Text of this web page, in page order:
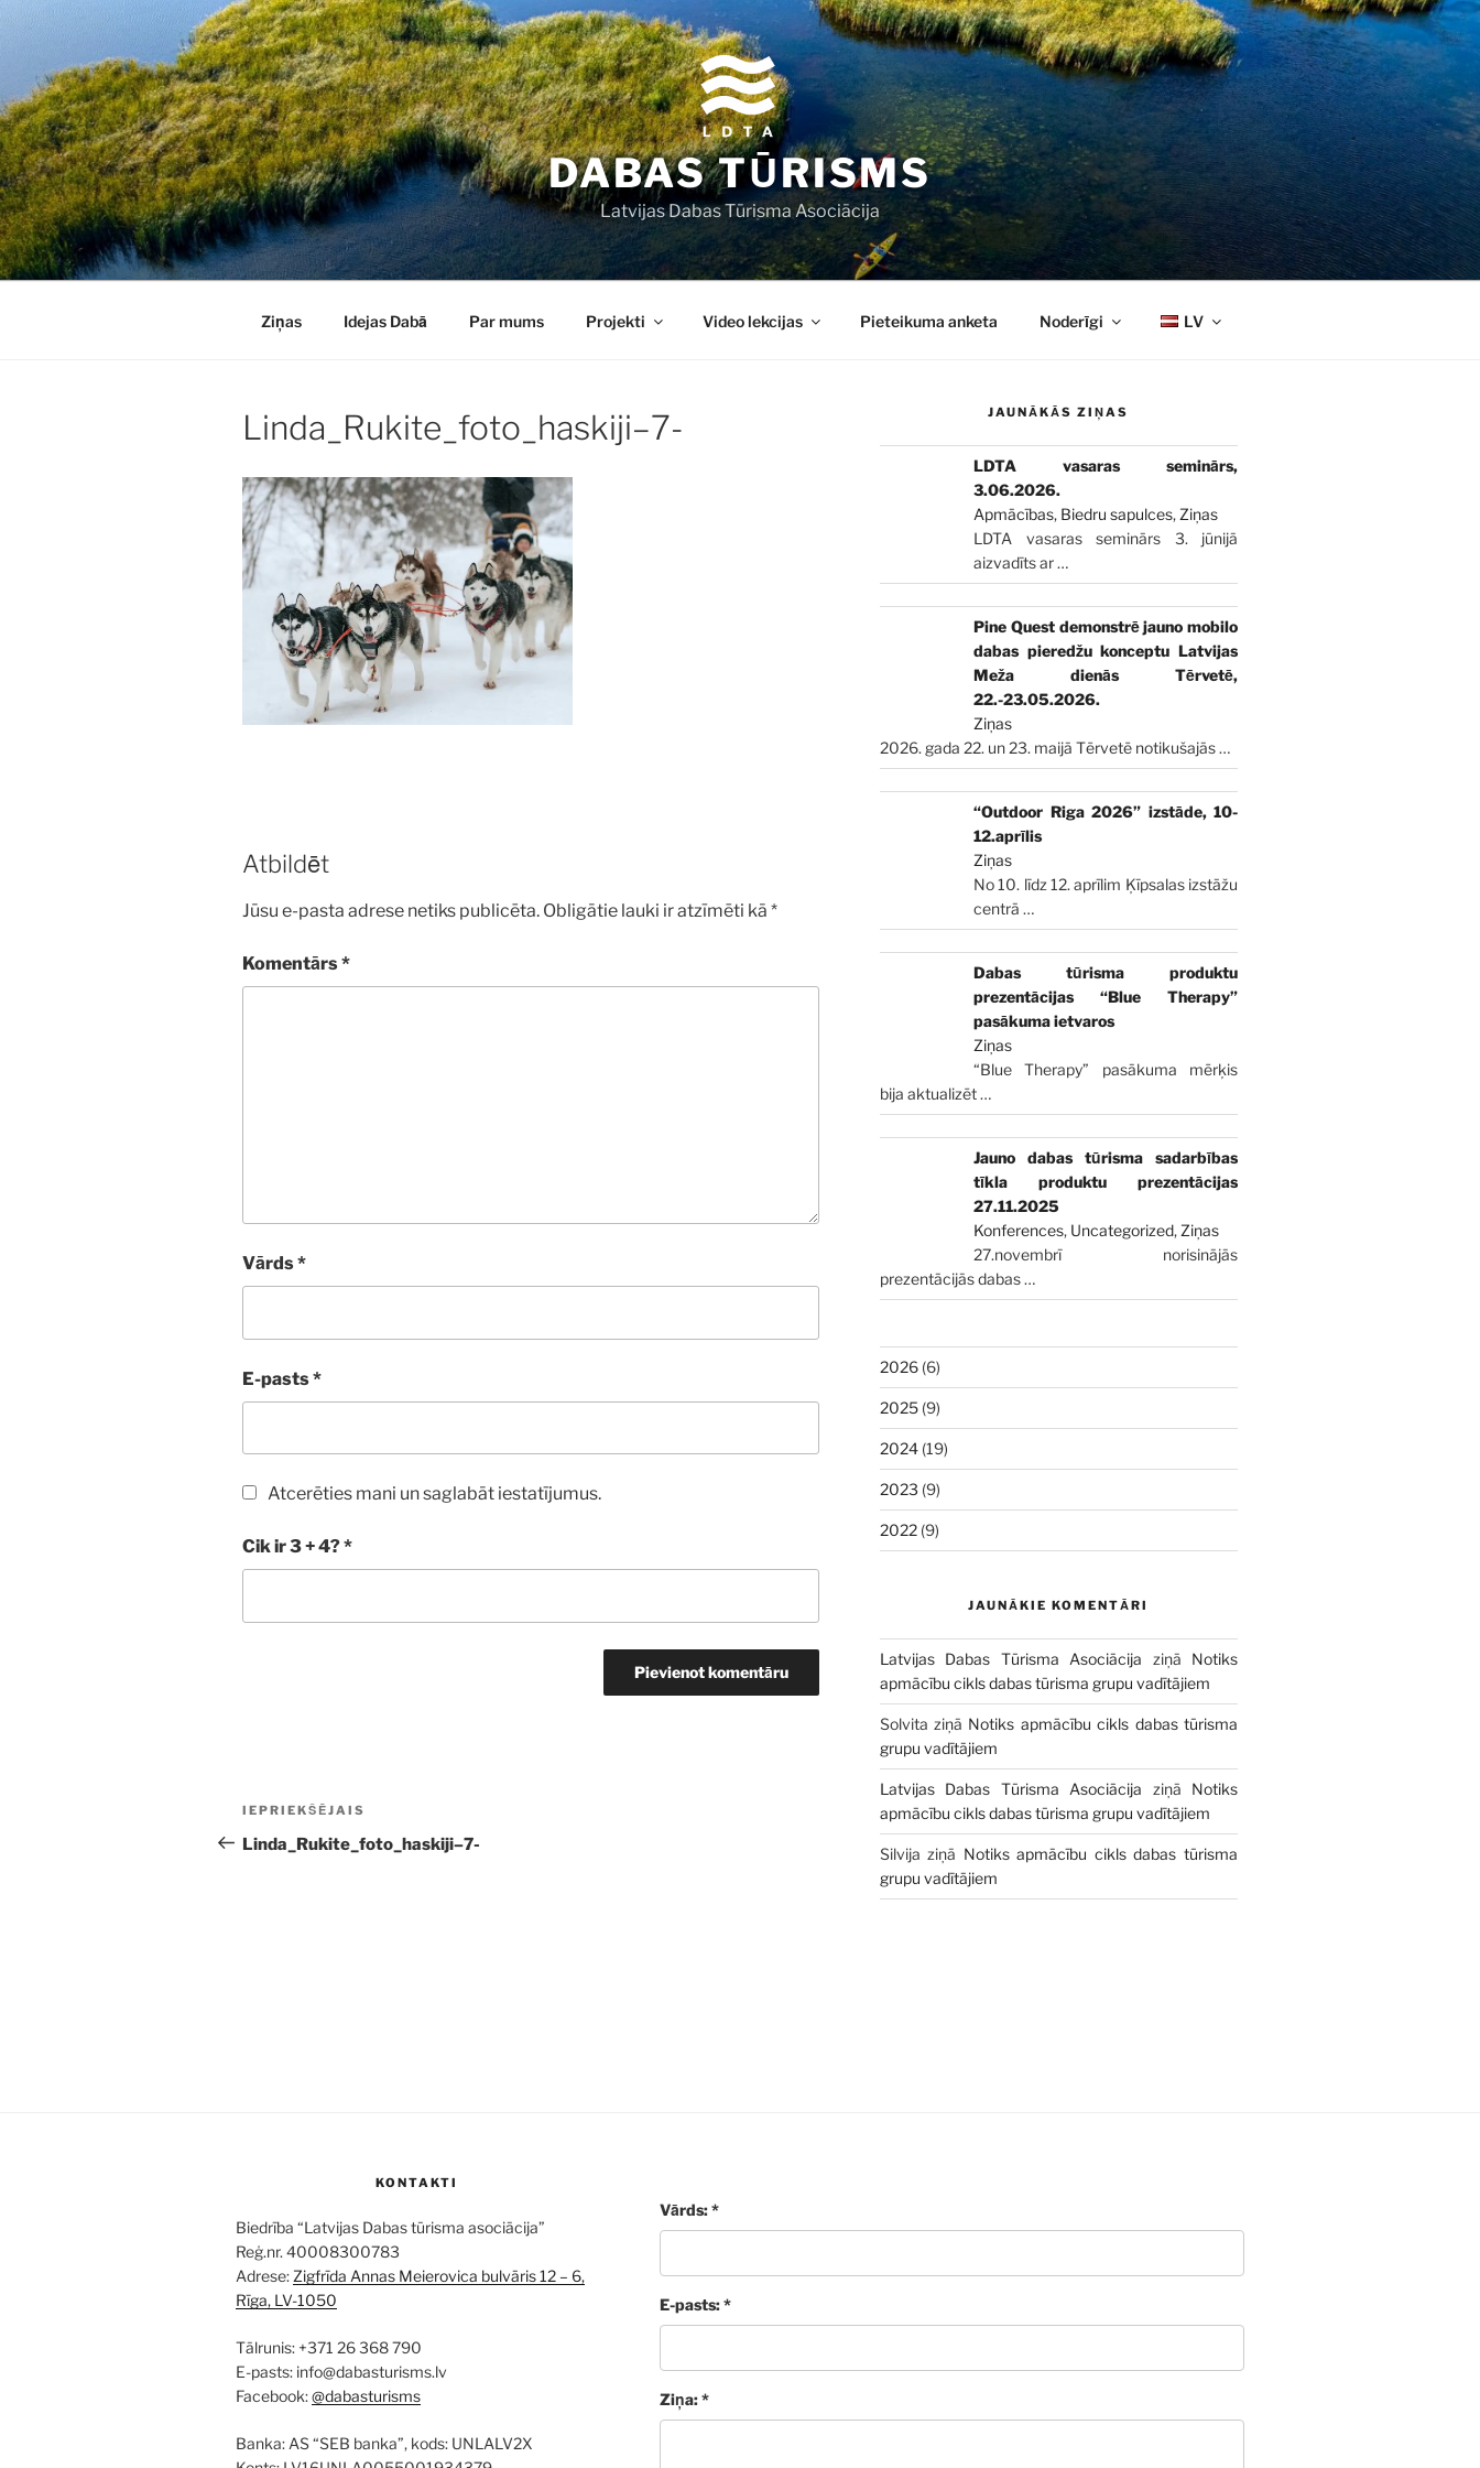
Doties
DABAS TŪRISMS
Latvijas Dabas Tūrisma Asociācija
Ziņas Idejas Dabā Par mums Projekti Video lekcijas Pieteikuma anketa Noderīgi LV
Linda_Rukite_foto_haskiji–7-
Atbildēt
Jūsu e-pasta adrese netiks publicēta. Obligātie lauki ir atzīmēti kā *
Komentārs*
Vārds*
E-pasts*
Atcerēties mani un saglabāt iestatījumus.
Cik ir 3 + 4?*
Ziņu
izvēlne
Iepriekšējā
ziņa:
IEPRIEKŠĒJAIS
Linda_Rukite_foto_haskiji–7-
JAUNĀKĀS ZIŅAS
LDTA vasaras seminārs,
3.06.2026.
Apmācības, Biedru sapulces, Ziņas
LDTA vasaras seminārs 3. jūnijā
aizvadīts ar…
Pine Quest demonstrē jauno mobilo
dabas pieredžu konceptu Latvijas
Meža dienās Tērvetē,
22.-23.05.2026.
Ziņas
2026. gada 22. un 23. maijā Tērvetē notikušajās…
“Outdoor Riga 2026” izstāde, 10-
12.aprīlis
Ziņas
No 10. līdz 12. aprīlim Ķīpsalas izstāžu
centrā…
Dabas tūrisma produktu
prezentācijas “Blue Therapy”
pasākuma ietvaros
Ziņas
“Blue Therapy” pasākuma mērķis
bija aktualizēt…
Jauno dabas tūrisma sadarbības
tīkla produktu prezentācijas
27.11.2025
Konferences, Uncategorized, Ziņas
27.novembrī norisinājās
prezentācijās dabas…
2026(6)
2025(9)
2024(19)
2023 (9)
2022(9)
JAUNĀKIE KOMENTĀRI
Latvijas Dabas Tūrisma Asociācija ziņā Notiks
apmācību cikls dabas tūrisma grupu vadītājiem
Solvita ziņā Notiks apmācību cikls dabas tūrisma
grupu vadītājiem
Latvijas Dabas Tūrisma Asociācija ziņā Notiks
apmācību cikls dabas tūrisma grupu vadītājiem
Silvija ziņā Notiks apmācību cikls dabas tūrisma
grupu vadītājiem
KONTAKTI
Biedrība “Latvijas Dabas tūrisma asociācija”
Reģ.nr. 40008300783
Adrese: Zigfrīda Annas Meierovica bulvāris 12 – 6,
Rīga, LV-1050
Tālrunis: +371 26 368 790
E-pasts: info@dabasturisms.lv
Facebook:@dabasturisms
Banka: AS “SEB banka”, kods: UNLALV2X
Vārds: *
E-pasts: *
Ziņa: *